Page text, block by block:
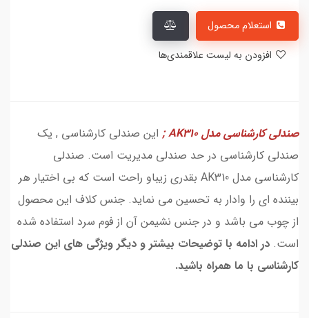
صندلی کارشناسی مدل AK310 ; این صندلی کارشناسی , یک
صندلی کارشناسی در حد صندلی مدیریت است. صندلی
کارشناسی مدل AK310 بقدری زیباو راحت است که بی اختیار هر
بیننده ای را وادار به تحسین می نماید. جنس کلاف این محصول
از چوب می باشد و در جنس نشیمن آن از فوم سرد استفاده شده
است. در ادامه با توضیحات بیشتر و دیگر ویژگی های این صندلی
کارشناسی با ما همراه باشید.